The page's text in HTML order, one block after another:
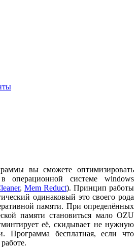
игры
вы сможете оптимизировать
операционной системе windows
, Mem Reduct). Принцип работы
одинаковый это своего рода
памяти. При определённых
памяти становиться мало OZU
её, скидывает не нужную
Программа бесплатная, если что